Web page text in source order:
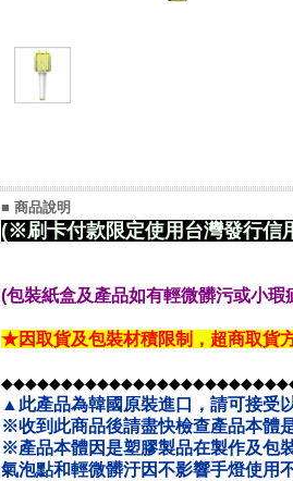
■ 商品說明
(※刷卡付款限定使用台灣發行信
(包裝紙盒及產品如有輕微髒污或小
★因取貨及包裝材積限制，超商取貨
▲此產品為韓國原裝進口，請可接受
※收到此商品後請盡快檢查產品本體
※產品本體因是塑膠製品在製作及包
氣泡點和輕微髒汙因不影響手燈使用